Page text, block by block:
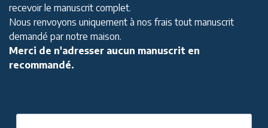
recevoir le manuscrit complet.
Nous renvoyons uniquement à nos frais tout manuscrit
demandé par notre maison.
Merci de n'adresser aucun manuscrit en
recommandé.